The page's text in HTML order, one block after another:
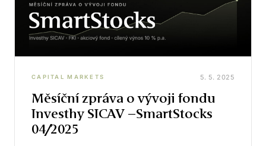
CAPITAL MARKETS 5. 5. 2025
Měsíční zpráva o vývoji fondu
Investhy SICAV –SmartStocks
04/2025